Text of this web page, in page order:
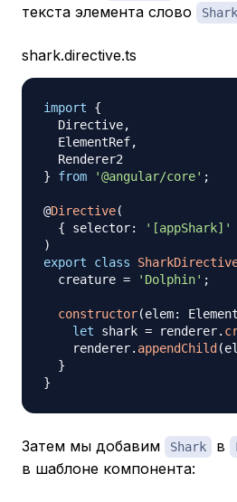
текста элемента слово
Shark
shark.directive.ts
import
{
  Directive
,
  ElementRef
,
}
from '@angular/core' ;
@Directive(
{ selector: '[appShark]'
)
export
class
  creature
= 'Dolphin' ;
constructor(elem:
let shark = renderer.
    renderer
. appendChild (
}
}
Затем мы добавим Shark в
в шаблоне компонента: